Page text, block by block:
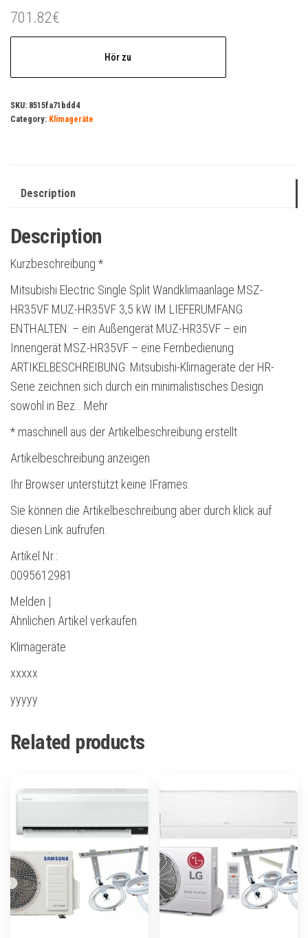
701.82€
Hör zu
SKU: 8515fa71bdd4
Category: Klimageräte
Description
Description
Kurzbeschreibung *
Mitsubishi Electric Single Split Wandklimaanlage MSZ-
HR35VF MUZ-HR35VF 3,5 kW IM LIEFERUMFANG
ENTHALTEN: – ein Außengerät MUZ-HR35VF – ein
Innengerät MSZ-HR35VF – eine Fernbedienung
ARTIKELBESCHREIBUNG: Mitsubishi-Klimageräte der HR-
Serie zeichnen sich durch ein minimalistisches Design
sowohl in Bez… Mehr
* maschinell aus der Artikelbeschreibung erstellt
Artikelbeschreibung anzeigen
Ihr Browser unterstützt keine IFrames.
Sie können die Artikelbeschreibung aber durch klick auf
diesen Link aufrufen.
Artikel Nr.:
0095612981
Melden |
Ähnlichen Artikel verkaufen
Klimageräte
xxxxx
yyyyy
Related products